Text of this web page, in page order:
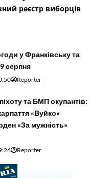
реєстр виборців
у Франківську та
серпня
Reporter
та БМП окупантів:
«Вуйко»
«За мужність»
Reporter